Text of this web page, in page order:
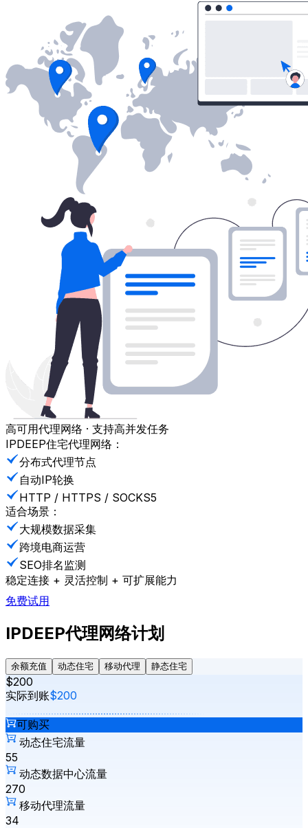
高可用代理网络 · 支持高并发任务
IPDEEP住宅代理网络：
分布式代理节点
自动IP轮换
HTTP / HTTPS / SOCKS5
适合场景：
大规模数据采集
跨境电商运营
SEO排名监测
稳定连接 + 灵活控制 + 可扩展能力
免费试用
IPDEEP代理网络计划
余额充值 动态住宅 移动代理 静态住宅
$200
实际到账$200
可购买
动态住宅流量
55
动态数据中心流量
270
移动代理流量
34